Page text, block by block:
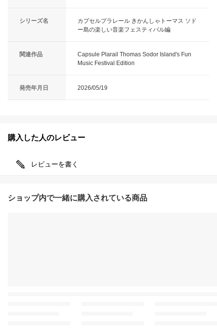
シリーズ名
カプセルプラレール きかんしゃトーマス ソド
ー島の楽しい音楽フェスティバル編
関連作品
Capsule Plarail Thomas Sodor Island's Fun
Music Festival Edition
発売年月日 2026/05/19
購入した人のレビュー
レビューを書く
ショップ内で一緒に購入されている商品